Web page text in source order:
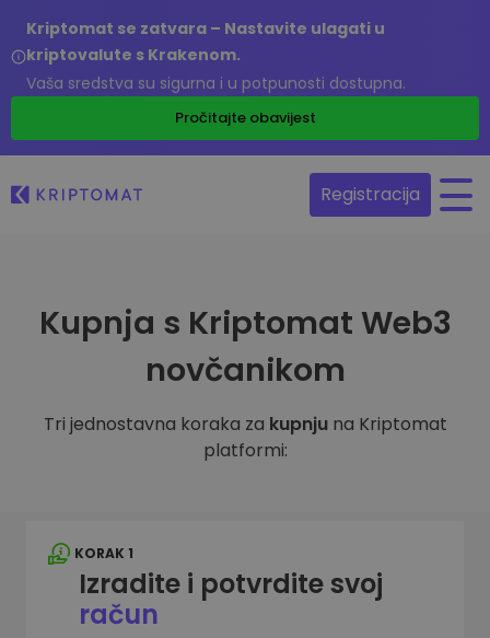
Kriptomat se zatvara – Nastavite ulagati u
kriptovalute s Krakenom.
Vaša sredstva su sigurna i u potpunosti dostupna.
Pročitajte obavijest
Registracija
Kupnja s Kriptomat Web3
novčanikom
Tri jednostavna koraka za kupnju na Kriptomat
platformi:
KORAK 1
Izradite i potvrdite svoj
račun